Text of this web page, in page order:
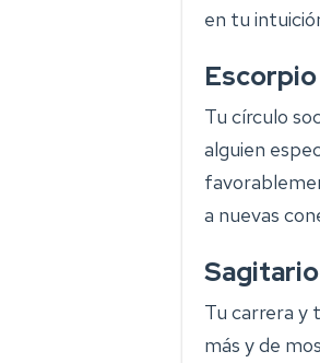
en tu
Escorpio
Tu círculo
alguien
a nuevas
Sagitario
Tu carrera y
más y de